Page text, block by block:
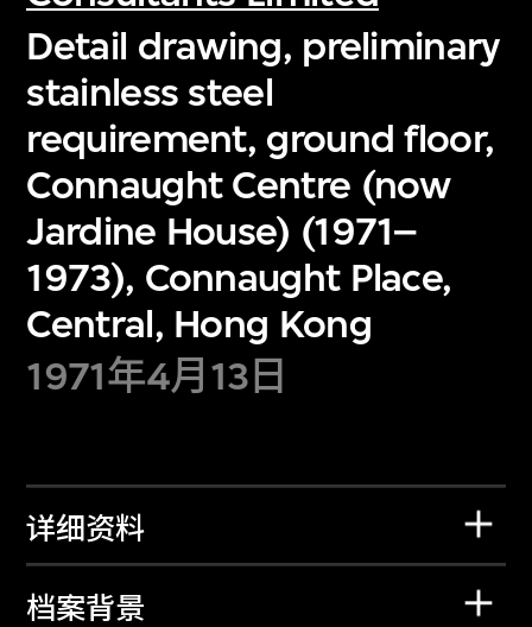
Detail drawing, preliminary
stainless steel
requirement, ground floor,
Connaught Centre (now
Jardine House) (1971–
1973), Connaught Place,
Central, Hong Kong
1971年4月13日
详细资料
档案背景